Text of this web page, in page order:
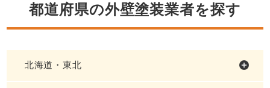
都道府県の外壁塗装業者を探す
北海道・東北